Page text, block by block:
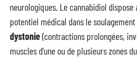
neurologiques. Le cannabidiol dispose
potentiel médical dans le
dystonie(contractions prolongées,
muscles d’une ou de plusieurs zones